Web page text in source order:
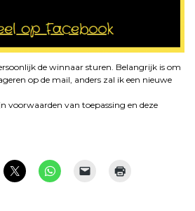
de winnaar sturen. Belangrijk is om
op de mail, anders zal ik een nieuwe
voorwaarden van toepassing en deze